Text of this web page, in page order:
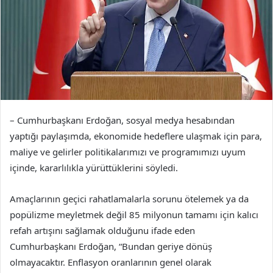
– Cumhurbaşkanı Erdoğan, sosyal medya hesabından
yaptığı paylaşımda, ekonomide hedeflere ulaşmak için para,
maliye ve gelirler politikalarımızı ve programımızı uyum
içinde, kararlılıkla yürüttüklerini söyledi.
Amaçlarının geçici rahatlamalarla sorunu ötelemek ya da
popülizme meyletmek değil 85 milyonun tamamı için kalıcı
refah artışını sağlamak olduğunu ifade eden
Cumhurbaşkanı Erdoğan, “Bundan geriye dönüş
olmayacaktır. Enflasyon oranlarının genel olarak